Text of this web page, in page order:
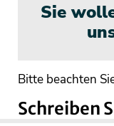
Sie
Bitte beachten
Schreiben